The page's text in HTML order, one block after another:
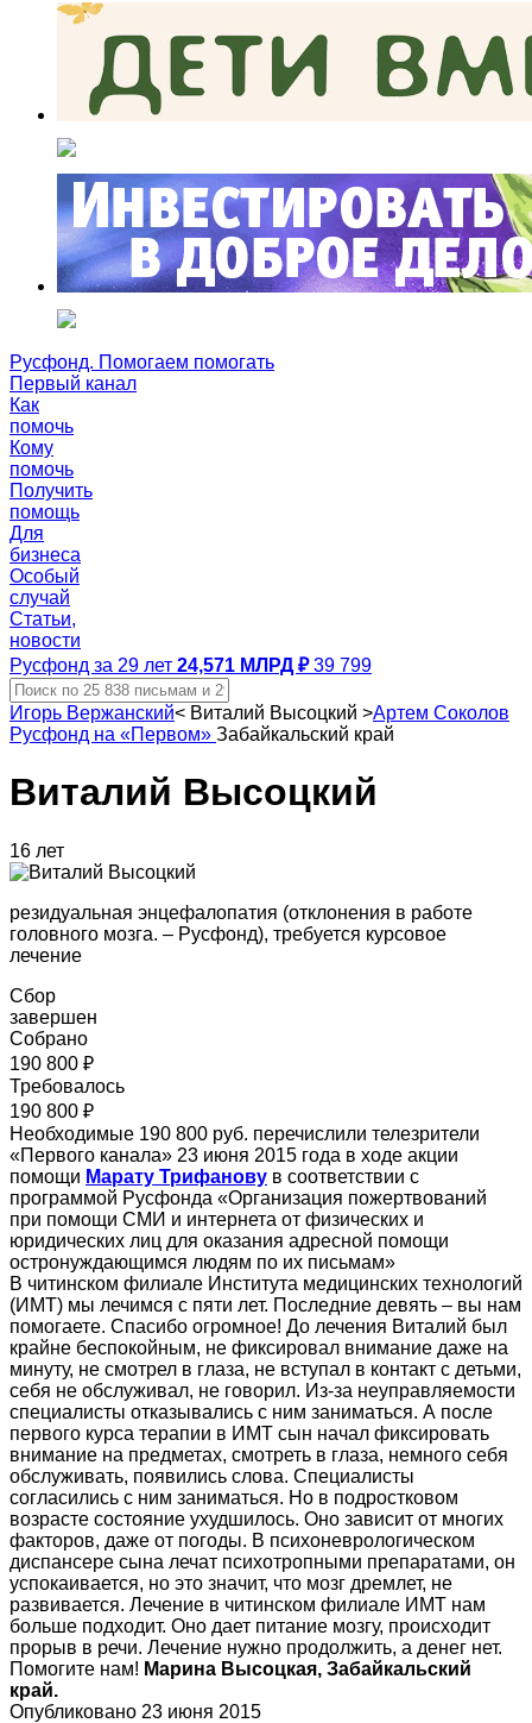
Русфонд. Помогаем помогать
Первый канал
Как
помочь
Кому
помочь
Получить
помощь
Для
бизнеса
Особый
случай
Статьи,
новости
Русфонд за 29 лет 24,571 МЛРД ₽ 39 799
Игорь Вержанский< Виталий Высоцкий >Артем Соколов
Русфонд на «Первом» Забайкальский край
Виталий Высоцкий
16 лет
резидуальная энцефалопатия (отклонения в работе
головного мозга. – Русфонд), требуется курсовое
лечение
Сбор
завершен
Собрано
190 800 ₽
Требовалось
190 800 ₽
Необходимые 190 800 руб. перечислили телезрители
«Первого канала» 23 июня 2015 года в ходе акции
помощи Марату Трифанову в соответствии с
программой Русфонда «Организация пожертвований
при помощи СМИ и интернета от физических и
юридических лиц для оказания адресной помощи
остронуждающимся людям по их письмам»
В читинском филиале Института медицинских технологий
(ИМТ) мы лечимся с пяти лет. Последние девять – вы нам
помогаете. Спасибо огромное! До лечения Виталий был
крайне беспокойным, не фиксировал внимание даже на
минуту, не смотрел в глаза, не вступал в контакт с детьми,
себя не обслуживал, не говорил. Из-за неуправляемости
специалисты отказывались с ним заниматься. А после
первого курса терапии в ИМТ сын начал фиксировать
внимание на предметах, смотреть в глаза, немного себя
обслуживать, появились слова. Специалисты
согласились с ним заниматься. Но в подростковом
возрасте состояние ухудшилось. Оно зависит от многих
факторов, даже от погоды. В психоневрологическом
диспансере сына лечат психотропными препаратами, он
успокаивается, но это значит, что мозг дремлет, не
развивается. Лечение в читинском филиале ИМТ нам
больше подходит. Оно дает питание мозгу, происходит
прорыв в речи. Лечение нужно продолжить, а денег нет.
Помогите нам! Марина Высоцкая, Забайкальский
край.
Опубликовано 23 июня 2015